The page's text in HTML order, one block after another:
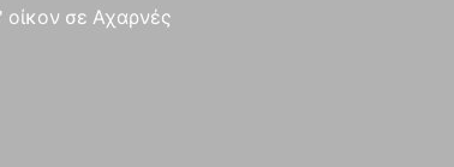
σε Αχαρνές